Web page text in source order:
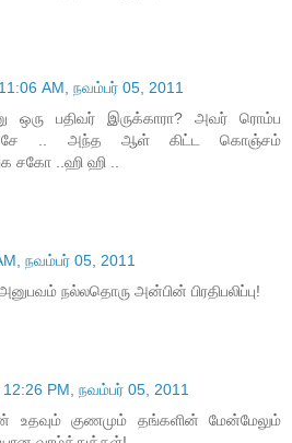
11:06 AM, நவம்பர் 05, 2011
ஒரு பதிவர் இருக்காரா? அவர் ரொம்ப
.. அந்த ஆள் கிட்ட கொஞ்சம்
சகோ ..ஹி ஹி ..
நவம்பர் 05, 2011
நல்லதொரு அன்பின் பிரதிபலிப்பு!
12:26 PM, நவம்பர் 05, 2011
உதவும் குணமும் தங்களின் மேன்மேலும்